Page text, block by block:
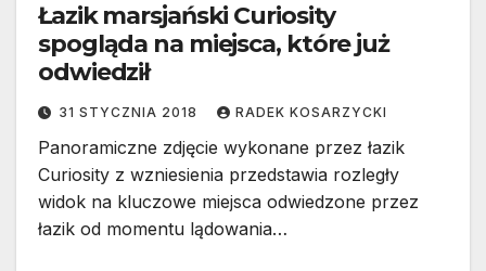
Łazik marsjański Curiosity
spogląda na miejsca, które już
odwiedził
31 STYCZNIA 2018 RADEK KOSARZYCKI
Panoramiczne zdjęcie wykonane przez łazik
Curiosity z wzniesienia przedstawia rozległy
widok na kluczowe miejsca odwiedzone przez
łazik od momentu lądowania…